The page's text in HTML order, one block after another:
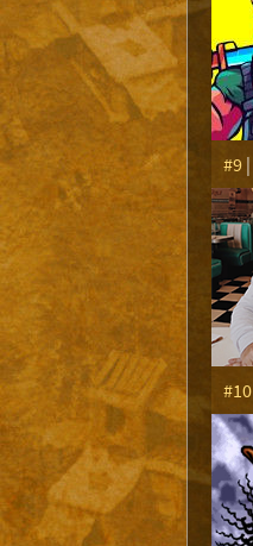
#9 |
#10